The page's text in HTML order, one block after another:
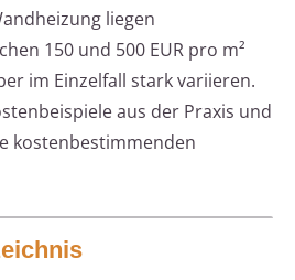
liegen
150 und 500 EUR pro m²
im Einzelfall stark variieren.
aus der Praxis und
kostenbestimmenden